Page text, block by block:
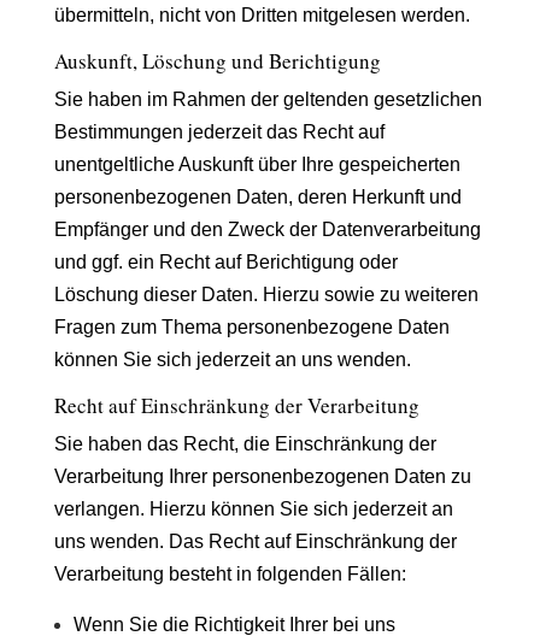
übermitteln, nicht von Dritten mitgelesen werden.
Auskunft, Löschung und Berichtigung
Sie haben im Rahmen der geltenden gesetzlichen
Bestimmungen jederzeit das Recht auf
unentgeltliche Auskunft über Ihre gespeicherten
personenbezogenen Daten, deren Herkunft und
Empfänger und den Zweck der Datenverarbeitung
und ggf. ein Recht auf Berichtigung oder
Löschung dieser Daten. Hierzu sowie zu weiteren
Fragen zum Thema personenbezogene Daten
können Sie sich jederzeit an uns wenden.
Recht auf Einschränkung der Verarbeitung
Sie haben das Recht, die Einschränkung der
Verarbeitung Ihrer personenbezogenen Daten zu
verlangen. Hierzu können Sie sich jederzeit an
uns wenden. Das Recht auf Einschränkung der
Verarbeitung besteht in folgenden Fällen:
Wenn Sie die Richtigkeit Ihrer bei uns